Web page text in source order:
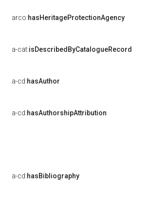
arco:hasHeritageProtectionAgency
a-cat:isDescribedByCatalogueRecord
a-cd:hasAuthor
a-cd:hasAuthorshipAttribution
a-cd:hasBibliography